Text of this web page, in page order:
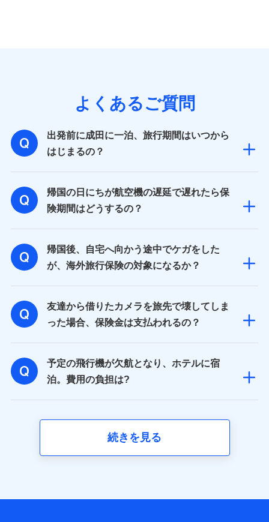
よくあるご質問
出発前に成田に一泊、旅行期間はいつから
はじまるの？
帰国の日にちが航空機の遅延で遅れたら保
険期間はどうするの？
帰国後、自宅へ向かう途中でケガをした
が、海外旅行保険の対象になるか？
友達から借りたカメラを旅先で壊してしま
った場合、保険金は支払われるの？
予定の飛行機が欠航となり、ホテルに宿
泊。費用の負担は?
続きを見る